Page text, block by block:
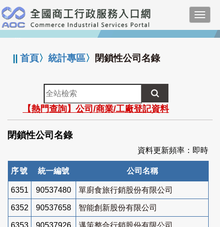
跳
到
主
要
:::
||首頁〉統計專區〉 閉鎖性公司名錄
全
站
檢
索
【熱門查詢】公司/商業/工廠登記資料
閉鎖性公司名錄
資料更新頻率：即時
序號 統一編號 公司名稱
6351 90537480 單廚食旅行銷股份有限公司
6352 90537658 智能創新股份有限公司
6353 90537926 邁策整合行銷股份有限公司